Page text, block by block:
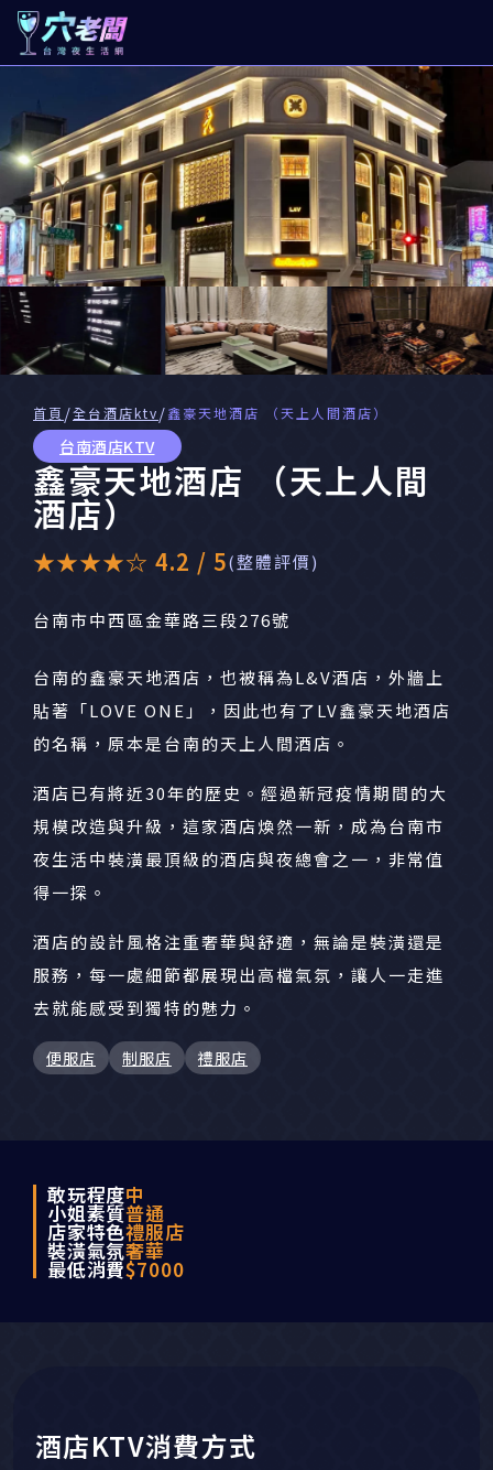
首頁 /全台酒店ktv/鑫豪天地酒店 （天上人間酒店）
台南酒店KTV
鑫豪天地酒店 （天上人間
酒店）
★★★★☆ 4.2 / 5(整體評價)
台南市中西區金華路三段276號
台南的鑫豪天地酒店，也被稱為L&V酒店，外牆上
貼著「LOVE ONE」，因此也有了LV鑫豪天地酒店
的名稱，原本是台南的天上人間酒店。
酒店已有將近30年的歷史。經過新冠疫情期間的大
規模改造與升級，這家酒店煥然一新，成為台南市
夜生活中裝潢最頂級的酒店與夜總會之一，非常值
得一探。
酒店的設計風格注重奢華與舒適，無論是裝潢還是
服務，每一處細節都展現出高檔氣氛，讓人一走進
去就能感受到獨特的魅力。
便服店 制服店 禮服店
敢玩程度中
小姐素質普通
店家特色禮服店
裝潢氣氛奢華
最低消費$7000
酒店KTV消費方式